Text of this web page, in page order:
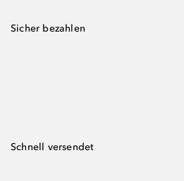
Sicher bezahlen
Schnell versendet